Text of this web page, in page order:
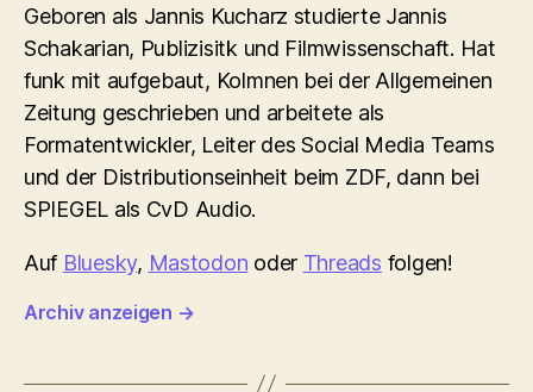
Geboren als Jannis Kucharz studierte Jannis
Schakarian, Publizisitk und Filmwissenschaft. Hat
funk mit aufgebaut, Kolmnen bei der Allgemeinen
Zeitung geschrieben und arbeitete als
Formatentwickler, Leiter des Social Media Teams
und der Distributionseinheit beim ZDF, dann bei
SPIEGEL als CvD Audio.
Auf Bluesky, Mastodon oder Threads folgen!
Archiv anzeigen →